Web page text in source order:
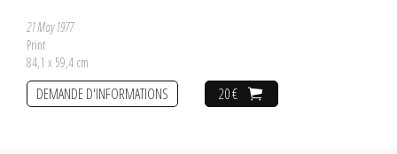
21 May 1977
Print
84,1 x 59,4 cm
20 €
DEMANDE D'INFORMATIONS